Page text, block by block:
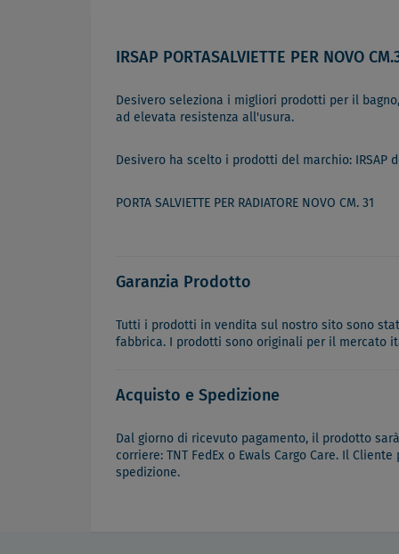
IRSAP PORTASALVIETTE PER NOVO
Desivero seleziona i migliori prodotti per il
ad elevata resistenza all'usura.
Desivero ha scelto i prodotti del marchio:
PORTA SALVIETTE PER RADIATORE NOVO CM. 31
Garanzia Prodotto
Tutti i prodotti in vendita sul nostro sito sono
fabbrica. I prodotti sono originali per il mercato
Acquisto e Spedizione
Dal giorno di ricevuto pagamento, il prodotto
corriere: TNT FedEx o Ewals Cargo Care. Il
spedizione.